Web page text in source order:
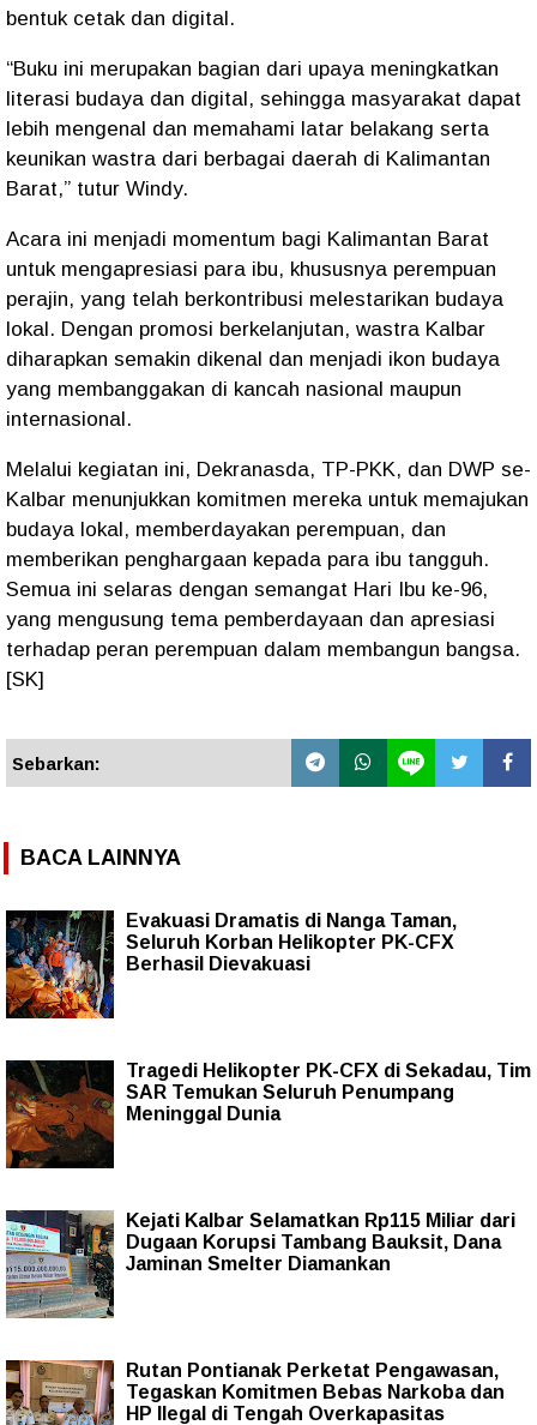
bentuk cetak dan digital.
“Buku ini merupakan bagian dari upaya meningkatkan
literasi budaya dan digital, sehingga masyarakat dapat
lebih mengenal dan memahami latar belakang serta
keunikan wastra dari berbagai daerah di Kalimantan
Barat,” tutur Windy.
Acara ini menjadi momentum bagi Kalimantan Barat
untuk mengapresiasi para ibu, khususnya perempuan
perajin, yang telah berkontribusi melestarikan budaya
lokal. Dengan promosi berkelanjutan, wastra Kalbar
diharapkan semakin dikenal dan menjadi ikon budaya
yang membanggakan di kancah nasional maupun
internasional.
Melalui kegiatan ini, Dekranasda, TP-PKK, dan DWP se-
Kalbar menunjukkan komitmen mereka untuk memajukan
budaya lokal, memberdayakan perempuan, dan
memberikan penghargaan kepada para ibu tangguh.
Semua ini selaras dengan semangat Hari Ibu ke-96,
yang mengusung tema pemberdayaan dan apresiasi
terhadap peran perempuan dalam membangun bangsa.
[SK]
Sebarkan:
BACA LAINNYA
Evakuasi Dramatis di Nanga Taman,
Seluruh Korban Helikopter PK-CFX
Berhasil Dievakuasi
Tragedi Helikopter PK-CFX di Sekadau, Tim
SAR Temukan Seluruh Penumpang
Meninggal Dunia
Kejati Kalbar Selamatkan Rp115 Miliar dari
Dugaan Korupsi Tambang Bauksit, Dana
Jaminan Smelter Diamankan
Rutan Pontianak Perketat Pengawasan,
Tegaskan Komitmen Bebas Narkoba dan
HP Ilegal di Tengah Overkapasitas